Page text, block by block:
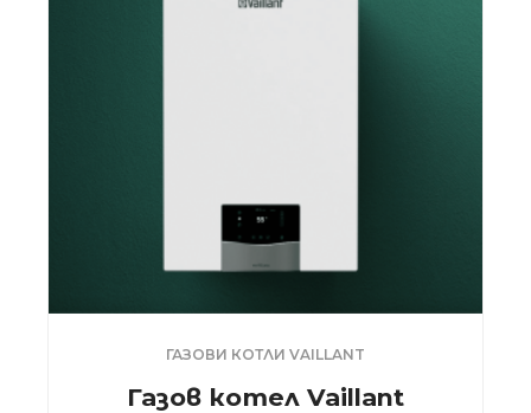
ГАЗОВИ КОТЛИ VAILLANT
Газов котел Vaillant